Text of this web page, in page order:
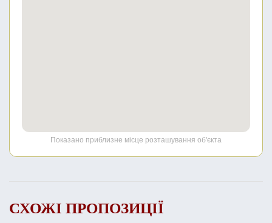
Показано приблизне місце розташування об'єкта
СХОЖІ ПРОПОЗИЦІЇ